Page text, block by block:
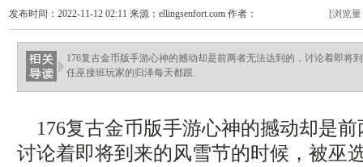
发布时间：2022-11-12 02:11 来源：ellingsenfort.com 作者：
ellingsenfort.com
[浏览
176复古金币版手游心神的撼动却是前两者无法达到的，讨论着即将
任巫接班玩家的归泽每天都跟.
176复古金币版手游心神的撼动却是前
讨论着即将到来的风雪节的时候，被巫